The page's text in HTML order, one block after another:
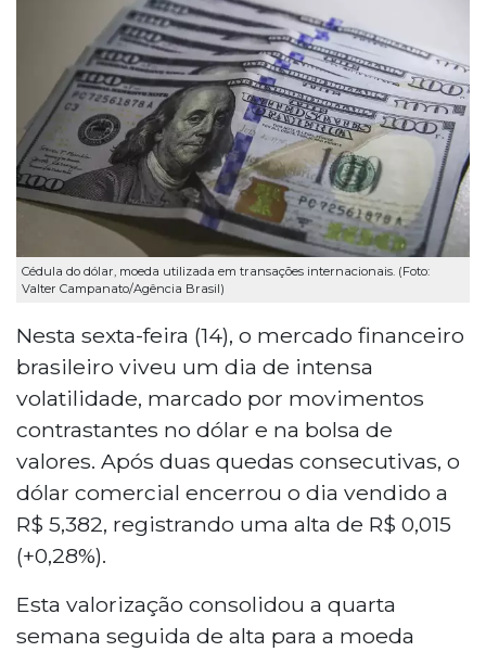
Cédula do dólar, moeda utilizada em transações internacionais. (Foto:
Valter Campanato/Agência Brasil)
Nesta sexta-feira (14), o mercado financeiro
brasileiro viveu um dia de intensa
volatilidade, marcado por movimentos
contrastantes no dólar e na bolsa de
valores. Após duas quedas consecutivas, o
dólar comercial encerrou o dia vendido a
R$ 5,382, registrando uma alta de R$ 0,015
(+0,28%).
Esta valorização consolidou a quarta
semana seguida de alta para a moeda